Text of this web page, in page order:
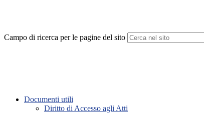
Campo di ricerca per le pagine del sito
Documenti utili
Diritto di Accesso agli Atti